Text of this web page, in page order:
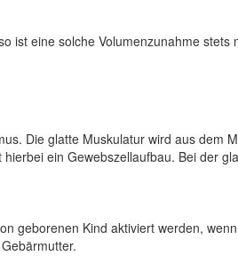
ist eine solche Volumenzunahme stets
Die glatte Muskulatur wird aus dem
ein Gewebszellaufbau. Bei der
geborenen Kind aktiviert werden,